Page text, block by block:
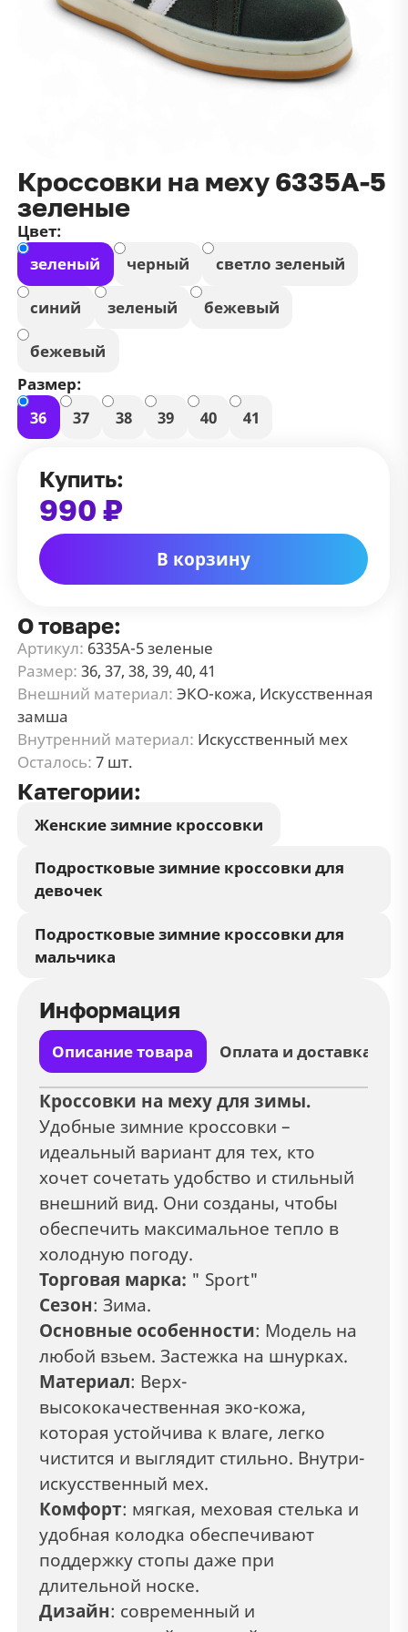
Кроссовки на меху 6335А-5
зеленые
Цвет:
зеленый
черный светло зеленый
синий зеленый бежевый
бежевый
Размер:
36
37 38 39 40 41
Купить:
990 ₽
В корзину
О товаре:
Артикул: 6335А-5 зеленые
Размер: 36, 37, 38, 39, 40, 41
Внешний материал: ЭКО-кожа, Искусственная
замша
Внутренний материал: Искусственный мех
Осталось: 7 шт.
Категории:
Женские зимние кроссовки
Подростковые зимние кроссовки для
девочек
Подростковые зимние кроссовки для
мальчика
Информация
Описание товара Оплата и доставка
Кроссовки на меху для зимы.
Удобные зимние кроссовки –
идеальный вариант для тех, кто
хочет сочетать удобство и стильный
внешний вид. Они созданы, чтобы
обеспечить максимальное тепло в
холодную погоду.
Торговая марка: " Sport"
Сезон: Зима.
Основные особенности: Модель на
любой взьем. Застежка на шнурках.
Материал: Верх-
высококачественная эко-кожа,
которая устойчива к влаге, легко
чистится и выглядит стильно. Внутри-
искусственный мех.
Комфорт: мягкая, меховая стелька и
удобная колодка обеспечивают
поддержку стопы даже при
длительной носке.
Дизайн: современный и
данныхипубличной оффертой
Зарегистрироваться
42